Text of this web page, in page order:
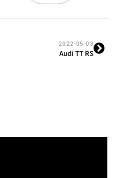
2022-05-03
Audi TT RS